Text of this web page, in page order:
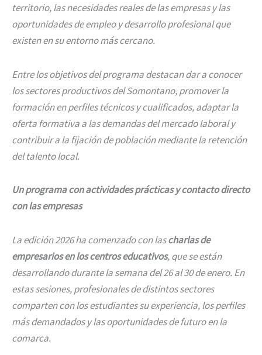
territorio, las necesidades reales de las empresas y las
oportunidades de empleo y desarrollo profesional que
existen en su entorno más cercano.
Entre los objetivos del programa destacan dar a conocer
los sectores productivos del Somontano, promover la
formación en perfiles técnicos y cualificados, adaptar la
oferta formativa a las demandas del mercado laboral y
contribuir a la fijación de población mediante la retención
del talento local.
Un programa con actividades prácticas y contacto directo
con las empresas
La edición 2026 ha comenzado con lascharlas de
empresarios en los centros educativos, que se están
desarrollando durante la semana del 26 al 30 de enero. En
estas sesiones, profesionales de distintos sectores
comparten con los estudiantes su experiencia, los perfiles
más demandados y las oportunidades de futuro en la
comarca.